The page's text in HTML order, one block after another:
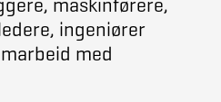
maskinførere,
ingeniører
med